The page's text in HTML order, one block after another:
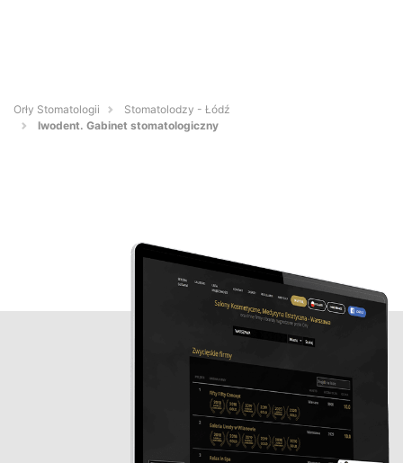
Orły Stomatologii
Stomatolodzy - Łódź
Iwodent. Gabinet stomatologiczny